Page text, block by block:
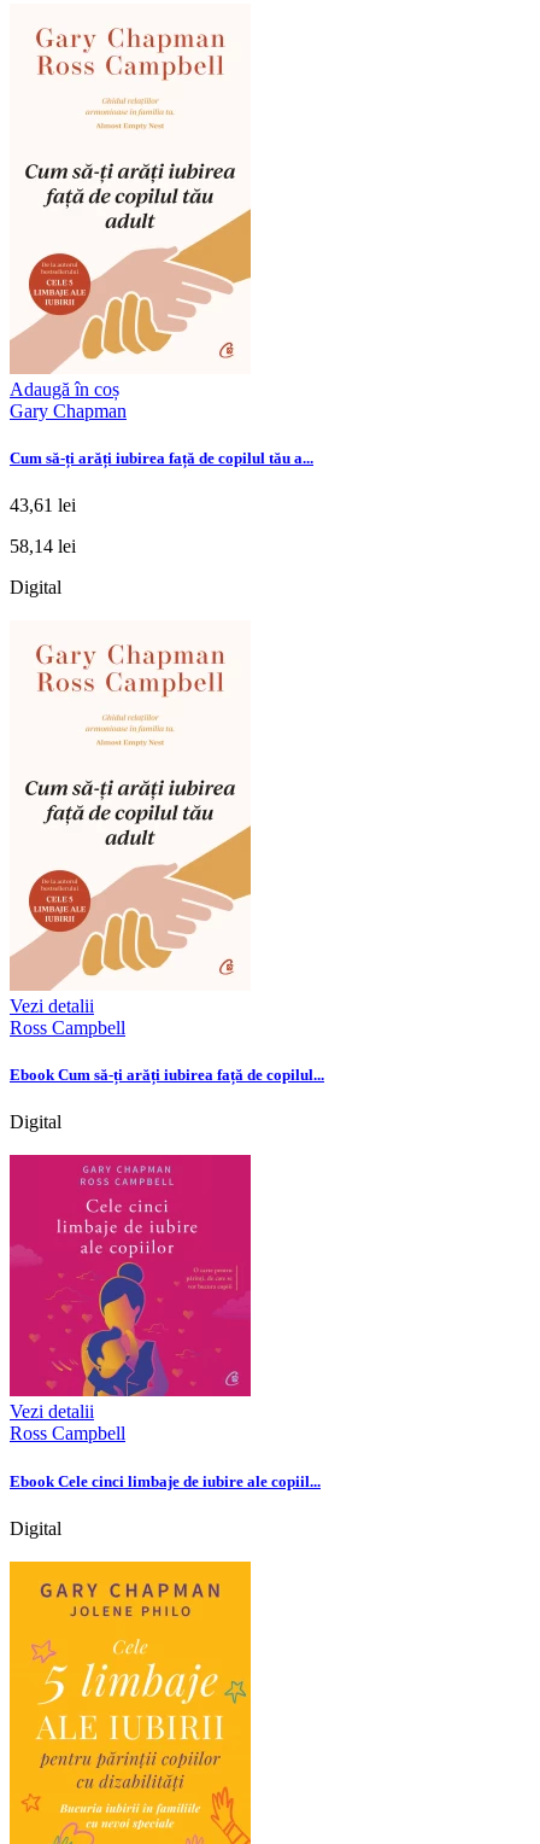
Adaugă în coș
Gary Chapman
Cum să-ți arăți iubirea față de copilul tău a...
43,61 lei
58,14 lei
Digital
Vezi detalii
Ross Campbell
Ebook Cum să-ți arăți iubirea față de copilul...
Digital
Vezi detalii
Ross Campbell
Ebook Cele cinci limbaje de iubire ale copiil...
Digital